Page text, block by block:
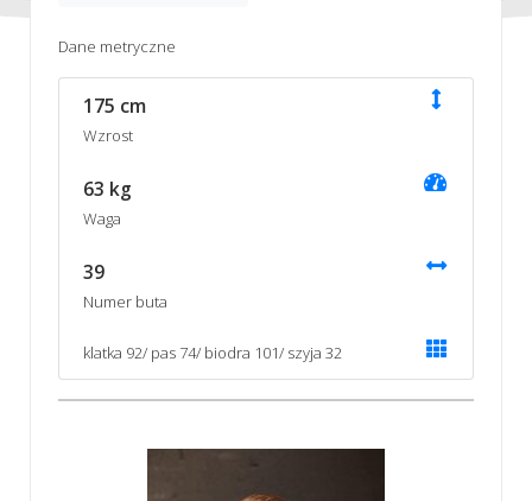
Dane metryczne
175 cm
Wzrost
63 kg
Waga
39
Numer buta
klatka 92/ pas 74/ biodra 101/ szyja 32